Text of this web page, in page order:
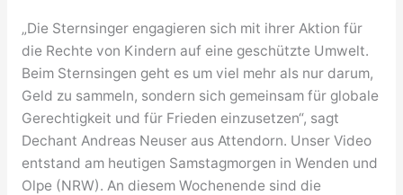
„Die Sternsinger engagieren sich mit ihrer Aktion für
die Rechte von Kindern auf eine geschützte Umwelt.
Beim Sternsingen geht es um viel mehr als nur darum,
Geld zu sammeln, sondern sich gemeinsam für globale
Gerechtigkeit und für Frieden einzusetzen“, sagt
Dechant Andreas Neuser aus Attendorn. Unser Video
entstand am heutigen Samstagmorgen in Wenden und
Olpe (NRW). An diesem Wochenende sind die